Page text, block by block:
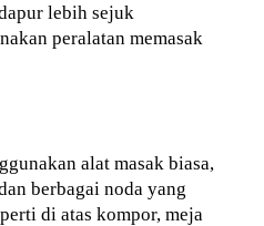
lebih sejuk
peralatan memasak
alat masak biasa,
berbagai noda yang
di atas kompor, meja